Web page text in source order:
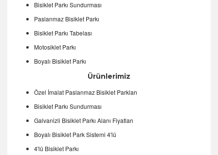
Bisiklet Parkı Sundurması
Paslanmaz Bisiklet Parkı
Bisiklet Parkı Tabelası
Motosiklet Parkı
Boyalı Bisiklet Parkı
Ürünlerimiz
Özel İmalat Paslanmaz Bisiklet Parkları
Bisiklet Parkı Sundurması
Galvanizli Bisiklet Parkı Alanı Fiyatları
Boyalı Bisiklet Park Sistemi 4'lü
4'lü Bisiklet Parkı